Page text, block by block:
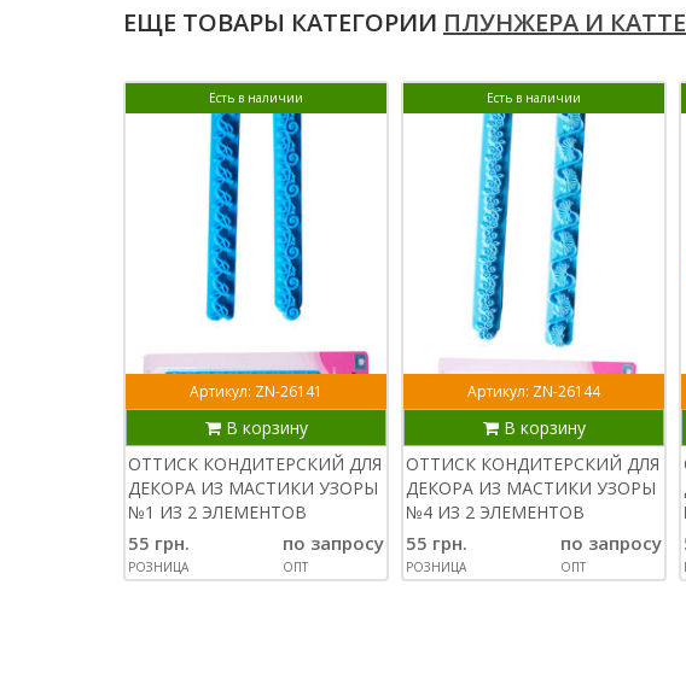
ЕЩЕ ТОВАРЫ КАТЕГОРИИ ПЛУНЖЕРА И
Есть в наличии
Артикул: ZN-26141
В корзину
ОТТИСК КОНДИТЕРСКИЙ ДЛЯ
ДЕКОРА ИЗ МАСТИКИ УЗОРЫ
№1 ИЗ 2 ЭЛЕМЕНТОВ
55 грн.
РОЗНИЦА
по запросу
ОПТ
Есть в наличии
Артикул: ZN-26144
В корзину
ОТТИСК КОНДИТЕРСКИЙ ДЛЯ
ДЕКОРА ИЗ МАСТИКИ УЗОРЫ
№4 ИЗ 2 ЭЛЕМЕНТОВ
55 грн.
РОЗНИЦА
по запросу
ОПТ